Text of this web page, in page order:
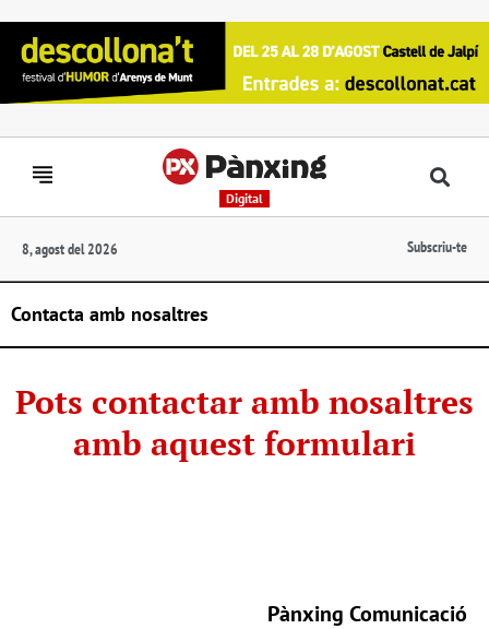
Digital
8, agost del 2026 Subscriu-te
Contacta amb nosaltres
Pots contactar amb nosaltres
amb aquest formulari
Pànxing Comunicació